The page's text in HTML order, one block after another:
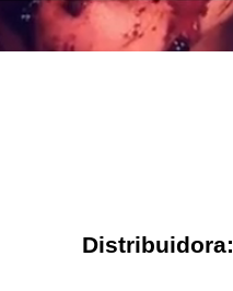
Distribuidora: